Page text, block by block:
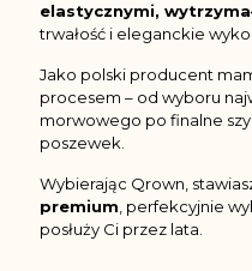
elastycznymi,
trwałość i eleganckie
Jako polski producent
procesem – od wyboru
morwowego po finalne
poszewek.
Wybierając Qrown,
premium, perfekcyjnie
posłuży Ci przez lata.